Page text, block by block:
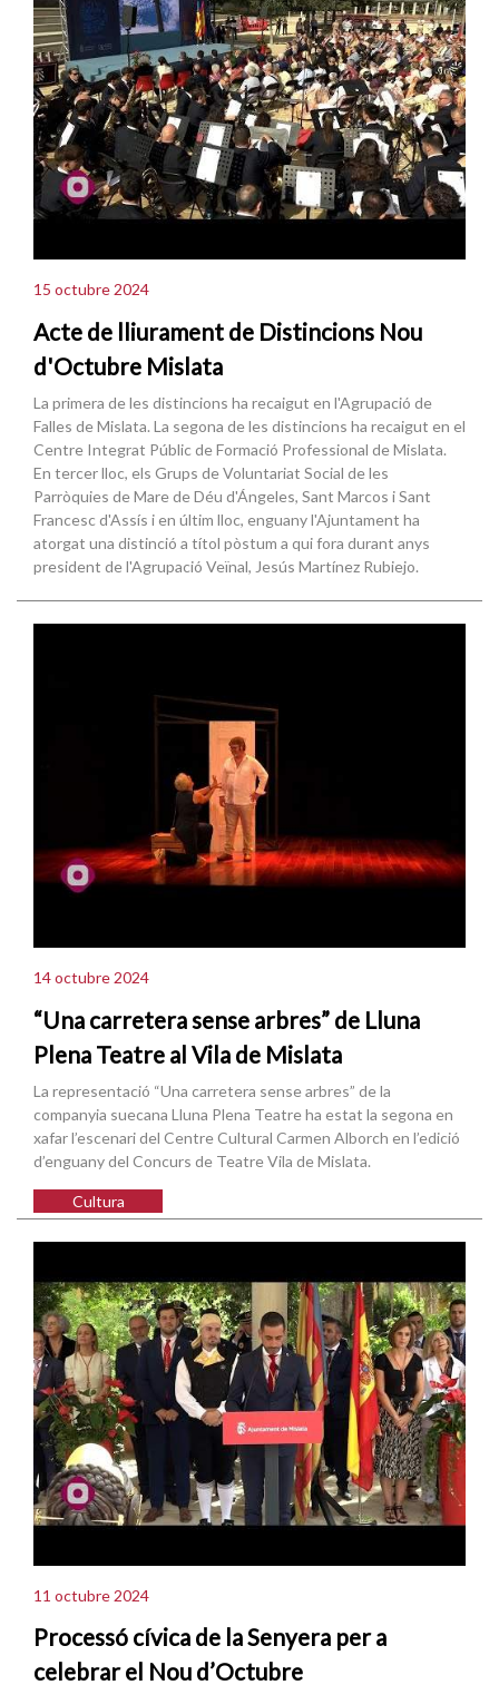
15 octubre 2024
Acte de lliurament de Distincions Nou
d'Octubre Mislata
La primera de les distincions ha recaigut en l'Agrupació de
Falles de Mislata. La segona de les distincions ha recaigut en el
Centre Integrat Públic de Formació Professional de Mislata.
En tercer lloc, els Grups de Voluntariat Social de les
Parròquies de Mare de Déu d'Ángeles, Sant Marcos i Sant
Francesc d'Assís i en últim lloc, enguany l'Ajuntament ha
atorgat una distinció a títol pòstum a qui fora durant anys
president de l'Agrupació Veïnal, Jesús Martínez Rubiejo.
14 octubre 2024
“Una carretera sense arbres” de Lluna
Plena Teatre al Vila de Mislata
La representació “Una carretera sense arbres” de la
companyia suecana Lluna Plena Teatre ha estat la segona en
xafar l’escenari del Centre Cultural Carmen Alborch en l’edició
d’enguany del Concurs de Teatre Vila de Mislata.
Cultura
11 octubre 2024
Processó cívica de la Senyera per a
celebrar el Nou d’Octubre